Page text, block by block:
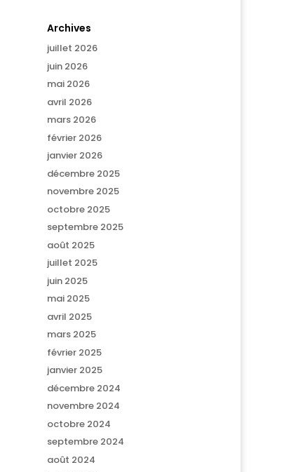
Archives
juillet 2026
juin 2026
mai 2026
avril 2026
mars 2026
février 2026
janvier 2026
décembre 2025
novembre 2025
octobre 2025
septembre 2025
août 2025
juillet 2025
juin 2025
mai 2025
avril 2025
mars 2025
février 2025
janvier 2025
décembre 2024
novembre 2024
octobre 2024
septembre 2024
août 2024